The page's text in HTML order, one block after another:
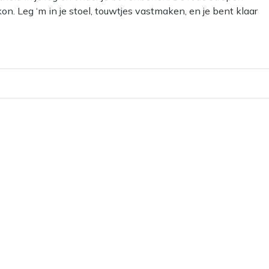
Leg ‘m in je stoel, touwtjes vastmaken, en je bent klaar
lekkerder zit.
meer kleur, handig als je je terras met één accessoire
netjes in je stoel, zonder rare hoeken of gekreukte